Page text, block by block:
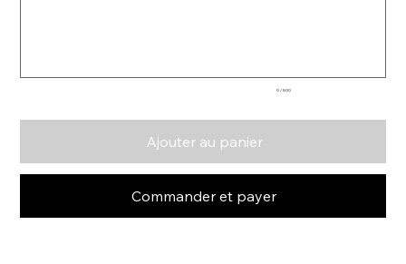
0 / 500
Ajouter au panier
Commander et payer